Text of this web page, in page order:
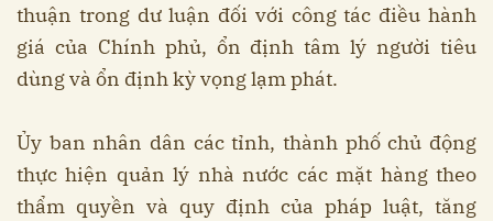
thuận trong dư luận đối với công tác điều hành
giá của Chính phủ, ổn định tâm lý người tiêu
dùng và ổn định kỳ vọng lạm phát.
Ủy ban nhân dân các tỉnh, thành phố chủ động
thực hiện quản lý nhà nước các mặt hàng theo
thẩm quyền và quy định của pháp luật, tăng